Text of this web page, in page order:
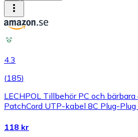
4.3
(185)
LECHPOL Tillbehör PC och
PatchCord UTP-kabel 8C Plug-
118 kr